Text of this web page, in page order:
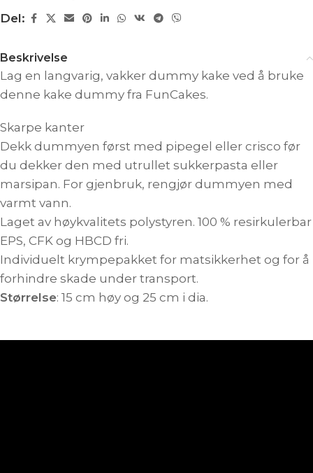
Del:
Beskrivelse
Lag en langvarig, vakker dummy kake ved å bruke
denne kake dummy fra FunCakes.
Skarpe kanter
Dekk dummyen først med pipegel eller crisco før
du dekker den med utrullet sukkerpasta eller
marsipan. For gjenbruk, rengjør dummyen med
varmt vann.
Laget av høykvalitets polystyren. 100 % resirkulerbar
EPS, CFK og HBCD fri.
Individuelt krympepakket for matsikkerhet og for å
forhindre skade under transport.
Størrelse: 15 cm høy og 25 cm i dia.